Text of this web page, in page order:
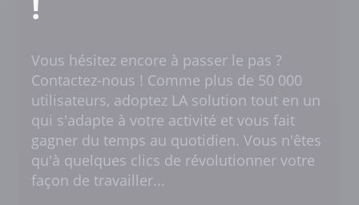
Vous hésitez encore à passer le pas ?
Contactez-nous ! Comme plus de 50 000
utilisateurs, adoptez LA solution tout en un
qui s'adapte à votre activité et vous fait
gagner du temps au quotidien. Vous n'êtes
qu'à quelques clics de révolutionner votre
façon de travailler...